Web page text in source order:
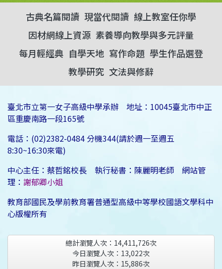
古典名篇閱讀 現當代閱讀 線上教室任你學
因材網線上資源 素養導向教學與多元評量
每月輕經典 自學天地 寫作命題 學生作品選登
教學研究 文法與修辭
臺北市立第一女子高級中學承辦 地址：10045臺北市中正
區重慶南路一段165號
電話：(02)2382-0484 分機344(請於週一至週五
8:30~16:30來電)
中心主任：蔡哲銘校長 執行秘書：陳麗明老師 網站管
理： 謝郁卿小姐
教育部國民及學前教育署普通型高級中等學校國語文學科中
心版權所有
總計瀏覽人次： 14,411,726次
今日瀏覽人次： 13,022次
昨日瀏覽人次： 15,886次